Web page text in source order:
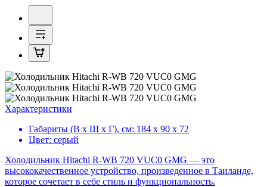
Характеристики
Габариты (В х Ш х Г), см: 184 х 90 х 72
Цвет: серый
Холодильник Hitachi R-WB 720 VUC0 GMG — это
высококачественное устройство, произведенное в Таиланде,
которое сочетает в себе стиль и функциональность.